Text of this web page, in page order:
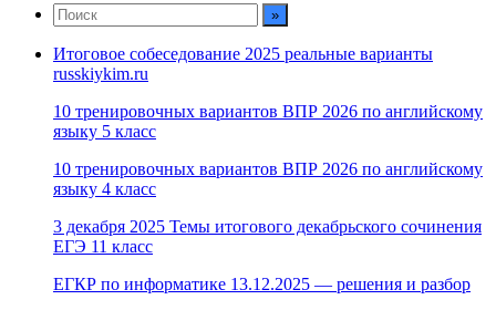
Итоговое собеседование 2025 реальные варианты
russkiykim.ru
10 тренировочных вариантов ВПР 2026 по английскому
языку 5 класс
10 тренировочных вариантов ВПР 2026 по английскому
языку 4 класс
3 декабря 2025 Темы итогового декабрьского сочинения
ЕГЭ 11 класс
ЕГКР по информатике 13.12.2025 — решения и разбор